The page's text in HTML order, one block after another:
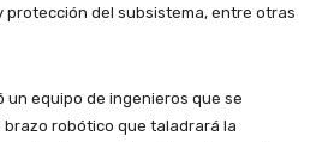
protección del subsistema, entre otras
un equipo de ingenieros que se
robótico que taladrará la